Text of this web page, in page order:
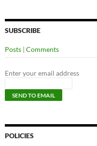
SUBSCRIBE
Posts | Comments
Enter your email address
POLICIES